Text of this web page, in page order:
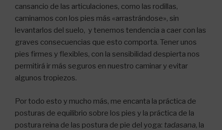
cansancio de las articulaciones, como las rodillas,
caminamos con los pies más «arrastrándose», sin
levantarlos del suelo, y tenemos tendencia a caer con las
graves consecuencias que esto comporta. Tener unos
pies firmes y flexibles, con la sensibilidad despierta nos
permitirá ir más seguros en nuestro caminar y evitar
algunos tropiezos.
Por todo esto y mucho más, me encanta la práctica de
posturas de equilibrio sobre los pies y la práctica de la
postura reina de las postura de pie del yoga: tadasana, la